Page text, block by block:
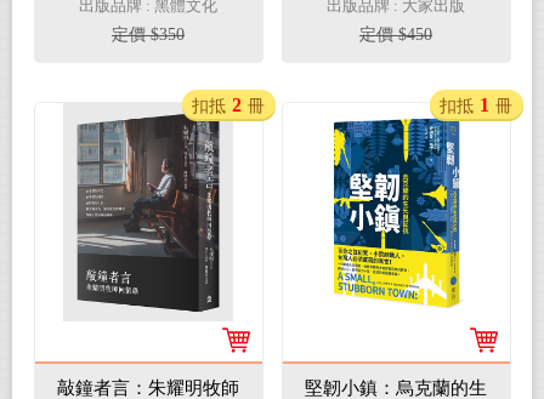
出版品牌 : 黑體文化
定價 $350
（《黎亞》新版）
出版品牌 : 大家出版
定價 $450
敲鐘者言：朱耀明牧師
扣抵 2 冊
堅韌小鎮：烏克蘭的生
扣抵 1 冊